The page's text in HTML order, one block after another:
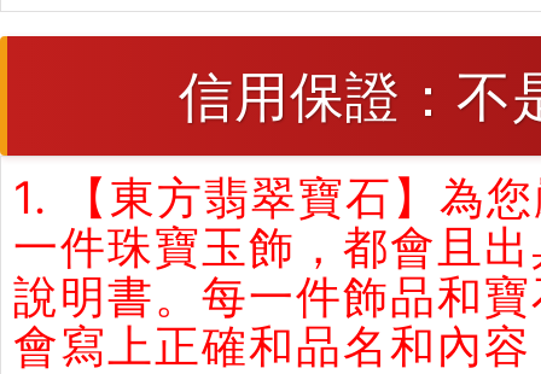
信用保證：不
1. 【東方翡翠寶石】為
一件珠寶玉飾，都會且
說明書。每一件飾品和
會寫上正確和品名和內